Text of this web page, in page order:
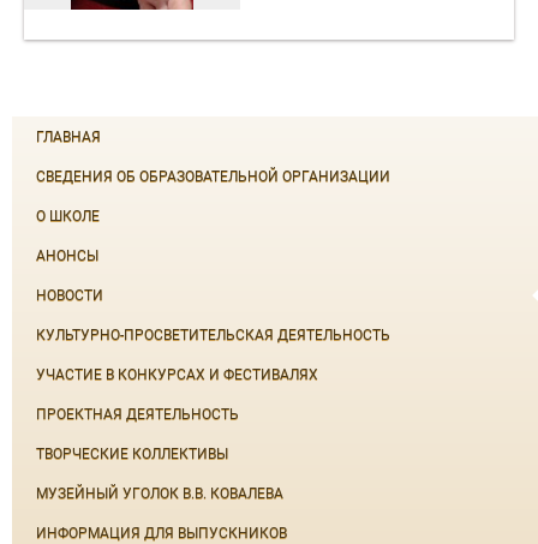
ГЛАВНАЯ
СВЕДЕНИЯ ОБ ОБРАЗОВАТЕЛЬНОЙ ОРГАНИЗАЦИИ
О ШКОЛЕ
АНОНСЫ
НОВОСТИ
КУЛЬТУРНО-ПРОСВЕТИТЕЛЬСКАЯ ДЕЯТЕЛЬНОСТЬ
УЧАСТИЕ В КОНКУРСАХ И ФЕСТИВАЛЯХ
ПРОЕКТНАЯ ДЕЯТЕЛЬНОСТЬ
ТВОРЧЕСКИЕ КОЛЛЕКТИВЫ
МУЗЕЙНЫЙ УГОЛОК В.В. КОВАЛЕВА
ИНФОРМАЦИЯ ДЛЯ ВЫПУСКНИКОВ